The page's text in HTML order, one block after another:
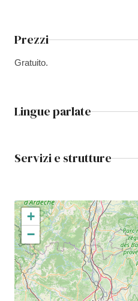
Prezzi
Gratuito.
Lingue parlate
Servizi e strutture
+
−